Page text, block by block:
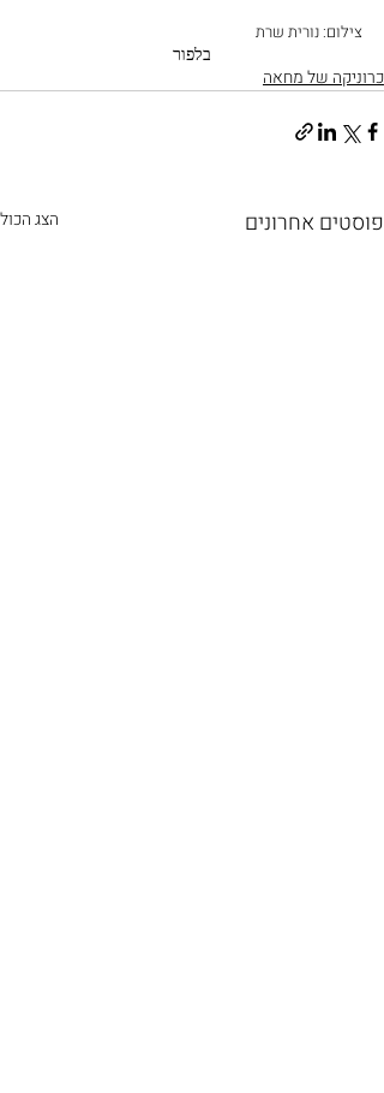
צילום: נורית שרת
בלפור
כרוניקה של מחאה
פוסטים אחרונים הצג הכול